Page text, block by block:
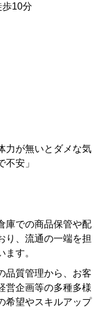
10分
力が無いとダメな気
安」
庫での商品保管や配
り、流通の一端を担
ます。
品質管理から、お客
営企画等の多種多様
希望やスキルアップ